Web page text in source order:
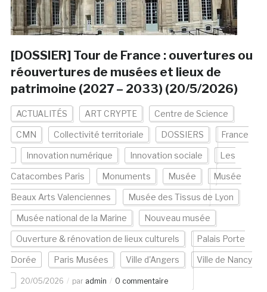
[DOSSIER] Tour de France : ouvertures ou
réouvertures de musées et lieux de
patrimoine (2027 – 2033) (20/5/2026)
ACTUALITÉS ART CRYPTE Centre de Science
CMN Collectivité territoriale DOSSIERS France
Innovation numérique Innovation sociale Les
Catacombes Paris Monuments Musée Musée
Beaux Arts Valenciennes Musée des Tissus de Lyon
Musée national de la Marine Nouveau musée
Ouverture & rénovation de lieux culturels Palais Porte
Dorée Paris Musées Ville d'Angers Ville de Nancy
20/05/2026 par admin 0 commentaire